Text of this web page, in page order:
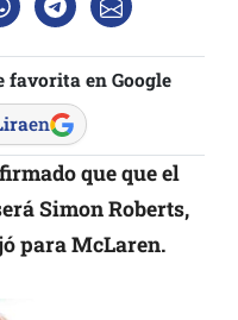
favorita en Google
en
que que el
Simon Roberts,
para McLaren.